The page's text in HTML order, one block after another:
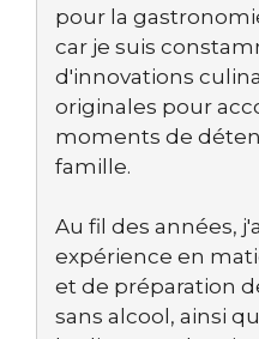
pour la
car je suis
d'innovations
originales pour
moments de
famille.
Au fil des années,
expérience en
et de préparation
sans alcool, ainsi